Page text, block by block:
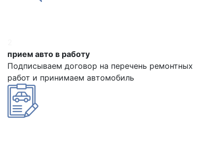
прием авто в работу
Подписываем договор на перечень ремонтных
работ и принимаем автомобиль